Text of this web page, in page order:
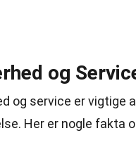
og
og service er vigtige
Her er nogle fakta